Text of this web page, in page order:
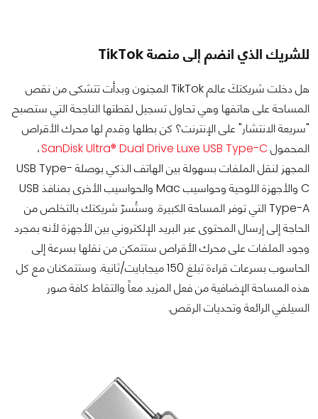
للشريك الذي انضم إلى منصةTikTok
هل دخلت شريكتكَ عالم TikTok المجنون وبدأت تتشكى من نقص
المساحة على هاتفها وهي تحاول تسجيل لقطتها الناجحة التي ستصبح
"سريعة الانتشار" على الإنترنت؟ كن بطلها وقدم لها محرك الأقراص
المحمولSanDisk Ultra® Dual Drive Luxe USB Type-C،
المجهز لنقل الملفات بسهولة بين الهاتف الذكي بوصلة USB Type-
C والأجهزة اللوحية وحواسيب Mac والحواسيب الأخرى بمنافذ USB
Type-A التي توفر المساحة الكبيرة. وستُسرّ شريكتك بالتخلص من
الحاجة إلى إرسال المحتوى عبر البريد الإلكتروني بين الأجهزة لأنه بمجرد
وجود الملفات على محرك الأقراص ستتمكن من نقلها بسرعة إلى
الحاسوب بسرعات قراءة تبلغ 150 ميجابايت/ثانية. وستتمكنان مع كل
هذه المساحة الإضافية من فعل المزيد معاً والتقاط كافة صور
السيلفي الرائعة وتحديات الرقص.